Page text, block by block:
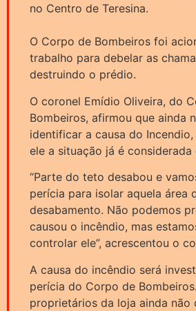
no Centro de Teresina.
O Corpo de Bombeiros foi
trabalho para debelar as
destruindo o prédio.
O coronel Emídio Oliveira, do
Bombeiros, afirmou que ainda
identificar a causa do Incendio,
ele a situação já é considerada
“Parte do teto desabou e
perícia para isolar aquela área
desabamento. Não podemos
causou o incêndio, mas
controlar ele”, acrescentou o
A causa do incêndio será
perícia do Corpo de
proprietários da loja ainda não